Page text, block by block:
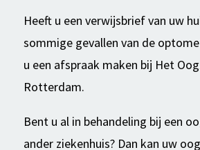
Heeft u een verwijsbrief van uw
sommige gevallen van de
u een afspraak maken bij Het
Rotterdam.
Bent u al in behandeling bij een
ander ziekenhuis? Dan kan uw